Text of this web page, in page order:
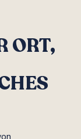
ORT,